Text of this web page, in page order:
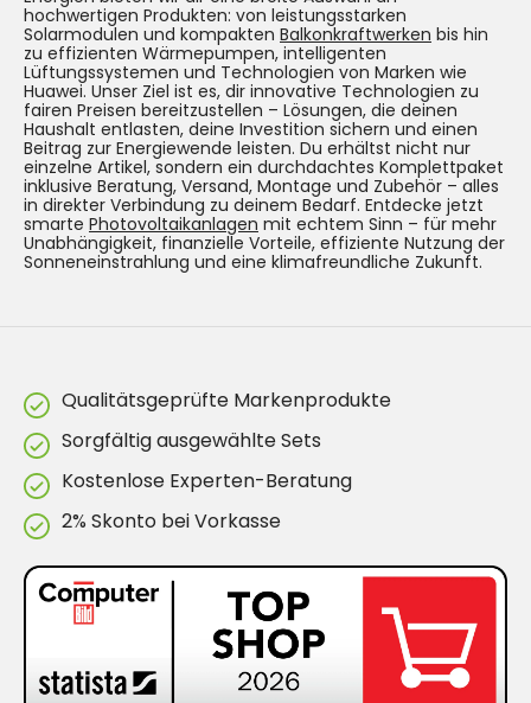
hochwertigen Produkten: von leistungsstarken
Solarmodulen und kompakten Balkonkraftwerken bis hin
zu effizienten Wärmepumpen, intelligenten
Lüftungssystemen und Technologien von Marken wie
Huawei. Unser Ziel ist es, dir innovative Technologien zu
fairen Preisen bereitzustellen – Lösungen, die deinen
Haushalt entlasten, deine Investition sichern und einen
Beitrag zur Energiewende leisten. Du erhältst nicht nur
einzelne Artikel, sondern ein durchdachtes Komplettpaket
inklusive Beratung, Versand, Montage und Zubehör – alles
in direkter Verbindung zu deinem Bedarf. Entdecke jetzt
smarte Photovoltaikanlagen mit echtem Sinn – für mehr
Unabhängigkeit, finanzielle Vorteile, effiziente Nutzung der
Sonneneinstrahlung und eine klimafreundliche Zukunft.
Qualitätsgeprüfte Markenprodukte
Sorgfältig ausgewählte Sets
Kostenlose Experten-Beratung
2% Skonto bei Vorkasse